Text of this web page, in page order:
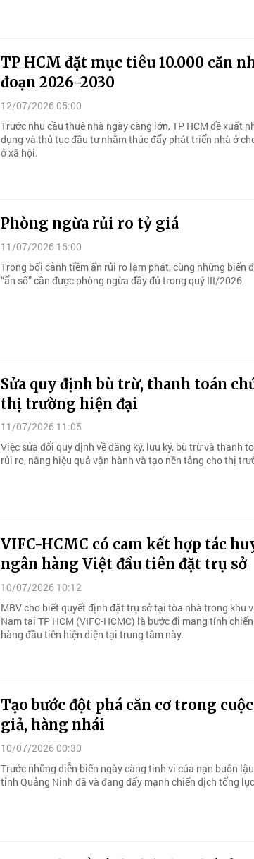
TP HCM đặt mục tiêu 10.000 căn
đoạn 2026-2030
12/07/2026 05:00
Trước nhu cầu thuê nhà ngày càng lớn, TP HCM đề xuất
dụng và thủ tục đầu tư nhằm thúc đẩy phát triển nhà ở
ở xã hội.
Phòng ngừa rủi ro tỷ giá
11/07/2026 16:00
Trong bối cảnh tiềm ẩn rủi ro lạm phát, cùng những biến
“ẩn số” cần được phòng ngừa đầy đủ trong quý III/2026.
Sửa quy định bù trừ, thanh toán
thị trường hiện đại
11/07/2026 11:05
Việc sửa đổi quy định về đăng ký, lưu ký, bù trừ và thanh
rủi ro, nâng hiệu quả vận hành và tạo nền tảng cho thị
VIFC-HCMC có cam kết hợp tác
ngân hàng Việt đầu tiên đặt trụ sở
10/07/2026 10:12
MBV cho biết quyết định đặt trụ sở tại tòa nhà trong khu
Nam tại TP HCM (VIFC-HCMC) là bước đi mang tính
hàng đầu tiên hiện diện tại trung tâm này.
Tạo bước đột phá căn cơ trong
giả, hàng nhái
10/07/2026 00:30
Trước những diễn biến ngày càng tinh vi của nạn buôn
tỉnh Quảng Ninh đã và đang đẩy mạnh chiến dịch tổng